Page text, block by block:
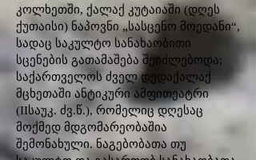
კოლხეთში, ქალაქ კუტაიაში (დღეს
ქუთაისი) ნაპოვნი „სასცენო მოედანი“,
სადაც საკულტო სანახაობითი
სცენების გათამაშება შეიძლებოდა;
საქართველოს ძველ დედაქალაქ
მცხეთაში ანტიკური ამფითეატრი
(IIსაუკ. ძვ.წ.), რომელიც დღესაც
მოქმედ მდგომარეობაშია
შემონახული. ნაგებობათა თუ